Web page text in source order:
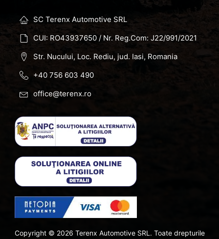
SC Terenx Automotive SRL
CUI: RO43937650 / Nr. Reg.Com: J22/991/2021
Str. Nucului, Loc. Rediu, jud. Iasi, Romania
+40 756 603 490
office@terenx.ro
Copyright © 2026 Terenx Automotive SRL. Toate drepturile